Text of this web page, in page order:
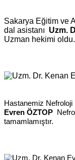
Sakarya Eğitim ve
dal asistanı Uzm. D
Uzman hekimi oldu.
Hastanemiz Nefroloji
Evren ÖZTOP
tamamlamıştır.